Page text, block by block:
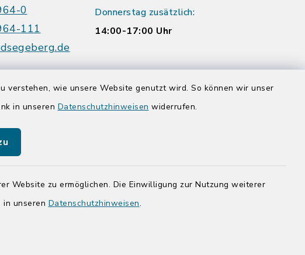
verstehen, wie unsere Website genutzt wird. So können wir unser
in unseren Datenschutzhinweisen widerrufen.
Website zu ermöglichen. Die Einwilligung zur Nutzung weiterer
unseren Datenschutzhinweisen.
0
111
Donnerstag zusätzlich:
14:00-17:00 Uhr
der Stadt Bad